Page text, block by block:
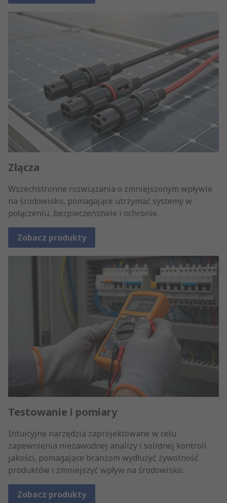
Złącza
Wszechstronne rozwiązania o zmniejszonym wpływie
na środowisko, pomagające utrzymać systemy w
połączeniu, bezpieczeństwie i ochronie.
Zobacz produkty
Testowanie i pomiary
Intuicyjne narzędzia zaprojektowane w celu
zapewnienia niezawodnej analizy i solidnej kontroli
jakości, pomagające branżom wydłużyć żywotność
produktów i zmniejszyć wpływ na środowisko.
Zobacz produkty